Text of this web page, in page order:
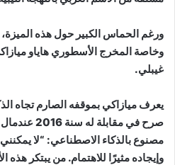
ورغم الحماس الكبير حول هذه
وخاصة المخرج الأسطوري هاياو
غيبلي.
يعرف ميازاكي بموقفه الصارم تجاه
صرح في
مصنوع بالذكاء الاصطناعي: “لا
وإيجاده مثيرًا للاهتمام. من يبتكر هذه